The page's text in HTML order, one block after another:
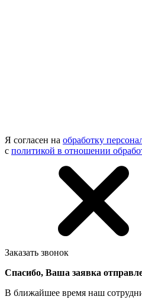
Я согласен на обработку
с политикой в отношении
Заказать звонок
Спасибо, Ваша заявка
В ближайшее время наш